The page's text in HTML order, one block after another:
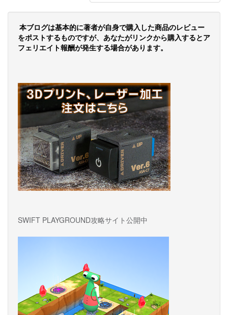
ビ
ゲ
ー
ョ
ン
本ブログは基本的に著者が自身で購入した商品のレビュー
をポストするものですが、あなたがリンクから購入するとア
フェリエイト報酬が発生する場合があります。
SWIFT PLAYGROUND攻略サイト公開中